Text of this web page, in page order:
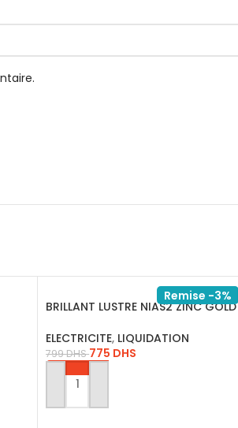
Remise -3%
BRILLANT LUSTRE NIAS2 ZINC GOLD
ELECTRICITE, LIQUIDATION
799DHS 775 DHS
AJOUTER AU PANIER